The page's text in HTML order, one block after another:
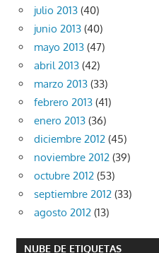
julio 2013 (40)
junio 2013 (40)
mayo 2013 (47)
abril 2013 (42)
marzo 2013 (33)
febrero 2013 (41)
enero 2013 (36)
diciembre 2012 (45)
noviembre 2012 (39)
octubre 2012 (53)
septiembre 2012 (33)
agosto 2012 (13)
NUBE DE ETIQUETAS